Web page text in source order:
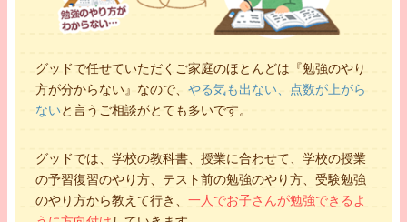
グッドで任せていただくご家庭のほとんどは『勉強のやり
方が分からない』なので、 やる気も出ない、点数が上がら
ないと言うご相談がとても多いです。
グッドでは、学校の教科書、授業に合わせて、学校の授業
の予習復習のやり方、テスト前の勉強のやり方、受験勉強
のやり方から教えて行き、 一人でお子さんが勉強できるよ